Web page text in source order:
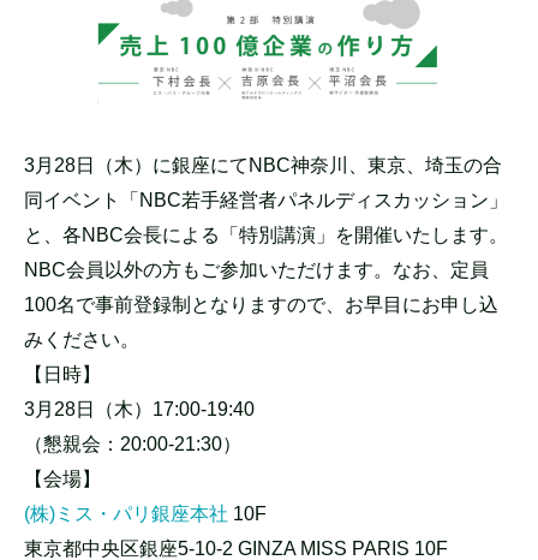
3月28日（木）に銀座にてNBC神奈川、東京、埼玉の合
同イベント「NBC若手経営者パネルディスカッション」
と、各NBC会長による「特別講演」を開催いたします。
NBC会員以外の方もご参加いただけます。なお、定員
100名で事前登録制となりますので、お早目にお申し込
みください。
【日時】
3月28日（木）17:00-19:40
（懇親会：20:00-21:30）
【会場】
(株)ミス・パリ銀座本社 10F
東京都中央区銀座5-10-2 GINZA MISS PARIS 10F